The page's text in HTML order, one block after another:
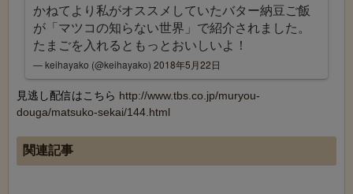
かねてより私がオススメしていたバター納豆ご飯
が「マツコの知らない世界」で紹介されました。
たまごを入れるともっとおいしいよ！
— keihayako (@keihayako) 2018年5月22日
見逃し配信はこちら http://www.tbs.co.jp/muryou-
douga/matsuko-sekai/144.html
関連記事